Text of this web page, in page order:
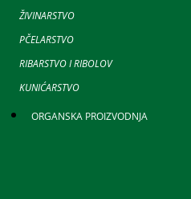
ŽIVINARSTVO
PČELARSTVO
RIBARSTVO I RIBOLOV
KUNIĆARSTVO
ORGANSKA PROIZVODNJA